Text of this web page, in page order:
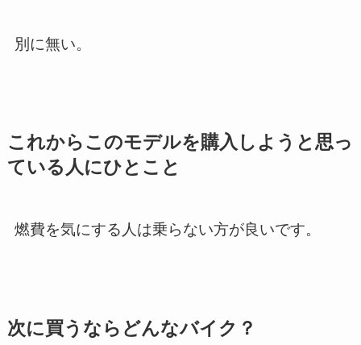
別に無い。
これからこのモデルを購入しようと思っ
ている人にひとこと
燃費を気にする人は乗らない方が良いです。
次に買うならどんなバイク？